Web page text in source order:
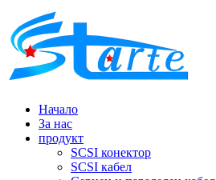
Начало
За нас
продукт
SCSI конектор
SCSI кабел